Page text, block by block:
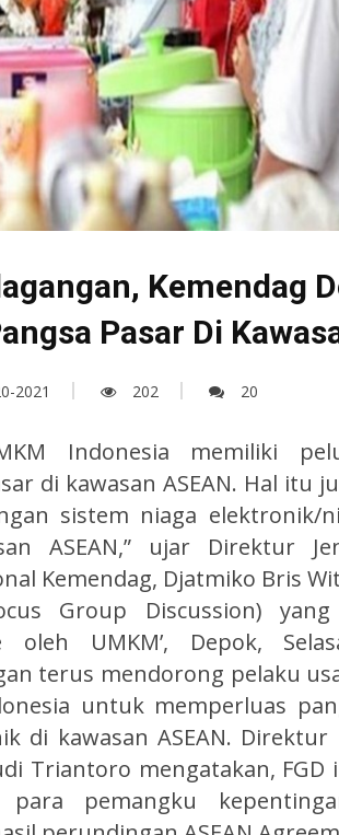
Kemendag
Pasar Di
2021 202 20
Indonesia memiliki
di kawasan ASEAN. Hal itu
sistem niaga elektronik/
ASEAN,” ujar Direktur
Kemendag, Djatmiko Bris
Group Discussion)
oleh UMKM’, Depok,
terus mendorong pelaku
untuk memperluas
di kawasan ASEAN. Direktur
Triantoro mengatakan,
pemangku